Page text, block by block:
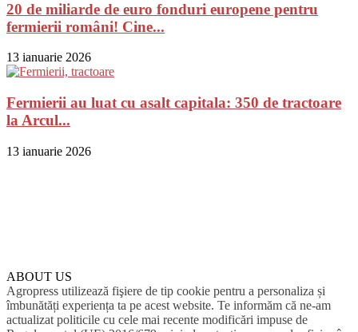
20 de miliarde de euro fonduri europene pentru
fermierii români! Cine...
13 ianuarie 2026
Fermierii au luat cu asalt capitala: 350 de tractoare
la Arcul...
13 ianuarie 2026
ABOUT US
Agropress utilizează fişiere de tip cookie pentru a personaliza și
îmbunătăți experiența ta pe acest website. Te informăm că ne-am
actualizat politicile cu cele mai recente modificări impuse de